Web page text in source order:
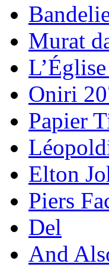
Murat
Oniri
Papier
Elton
Piers
Del
And